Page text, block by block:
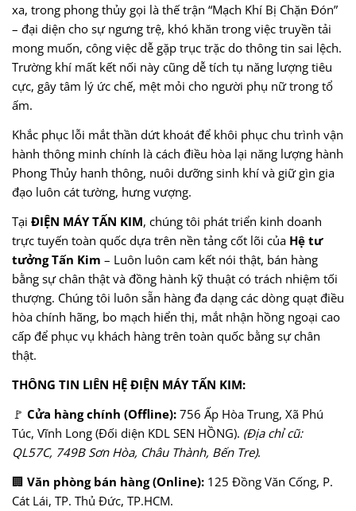
xa, trong phong thủy gọi là thế trận “Mạch Khí Bị Chặn Đón”
– đại diện cho sự ngưng trệ, khó khăn trong việc truyền tải
mong muốn, công việc dễ gặp trục trặc do thông tin sai lệch.
Trường khí mất kết nối này cũng dễ tích tụ năng lượng tiêu
cực, gây tâm lý ức chế, mệt mỏi cho người phụ nữ trong tổ
ấm.
Khắc phục lỗi mắt thần dứt khoát để khôi phục chu trình vận
hành thông minh chính là cách điều hòa lại năng lượng hành
Phong Thủy hanh thông, nuôi dưỡng sinh khí và giữ gìn gia
đạo luôn cát tường, hưng vượng.
Tại ĐIỆN MÁY TẤN KIM, chúng tôi phát triển kinh doanh
trực tuyến toàn quốc dựa trên nền tảng cốt lõi của Hệ tư
tưởng Tấn Kim – Luôn luôn cam kết nói thật, bán hàng
bằng sự chân thật và đồng hành kỹ thuật có trách nhiệm tối
thượng. Chúng tôi luôn sẵn hàng đa dạng các dòng quạt điều
hòa chính hãng, bo mạch hiển thị, mắt nhận hồng ngoại cao
cấp để phục vụ khách hàng trên toàn quốc bằng sự chân
thật.
THÔNG TIN LIÊN HỆ ĐIỆN MÁY TẤN KIM:
🚩 Cửa hàng chính (Offline): 756 Ấp Hòa Trung, Xã Phú
Túc, Vĩnh Long (Đối diện KDL SEN HỒNG). (Địa chỉ cũ:
QL57C, 749B Sơn Hòa, Châu Thành, Bến Tre).
🏢 Văn phòng bán hàng (Online): 125 Đồng Văn Cống, P.
Cát Lái, TP. Thủ Đức, TP.HCM.